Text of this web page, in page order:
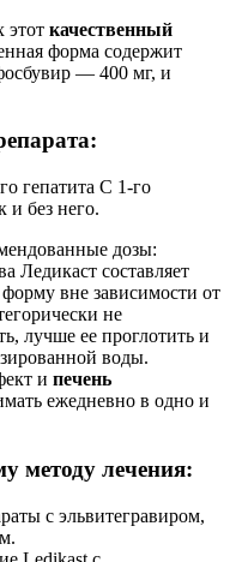
этот качественный
форма содержит
— 400 мг, и
гепатита С 1-го
и без него.
дозы:
Ледикаст составляет
вне зависимости от
не
лучше ее проглотить и
воды.
и печень
ежедневно в одно и
методу лечения:
с эльвитегравиром,